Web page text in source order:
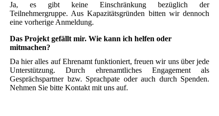
Ja, es gibt keine Einschränkung bezüglich der
Teilnehmergruppe. Aus Kapazitätsgründen bitten wir dennoch
eine vorherige Anmeldung.
Das Projekt gefällt mir. Wie kann ich helfen oder
mitmachen?
Da hier alles auf Ehrenamt funktioniert, freuen wir uns über jede
Unterstützung. Durch ehrenamtliches Engagement als
Gesprächspartner bzw. Sprachpate oder auch durch Spenden.
Nehmen Sie bitte Kontakt mit uns auf.